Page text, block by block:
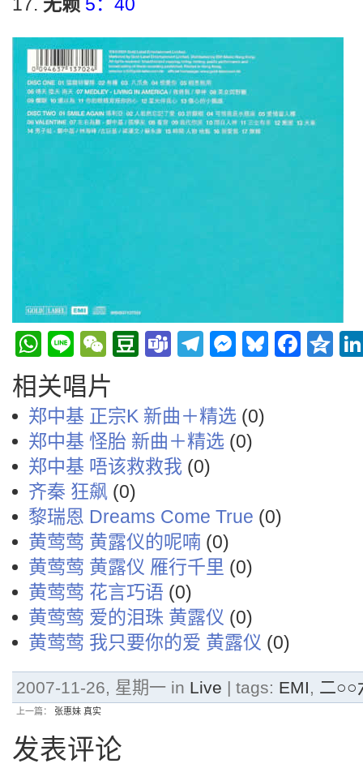
WhatsApp
LineWeChat
Douban
TeamsTelegramBluesky
相关唱片
郑中基 正宗K 新曲＋精选 (0)
郑中基 怪胎 新曲＋精选 (0)
郑中基 唔该救救我 (0)
齐秦 狂飙 (0)
黎瑞恩 Dreams Come True (0)
黄莺莺 黄露仪的呢喃 (0)
黄莺莺 黄露仪 雁行千里 (0)
黄莺莺 花言巧语 (0)
黄莺莺 爱的泪珠 黄露仪 (0)
黄莺莺 我只要你的爱 黄露仪 (0)
2007-11-26, 星期一 in Live | tags: EMI, 二○○
上一篇： 张惠妹 真实
发表评论